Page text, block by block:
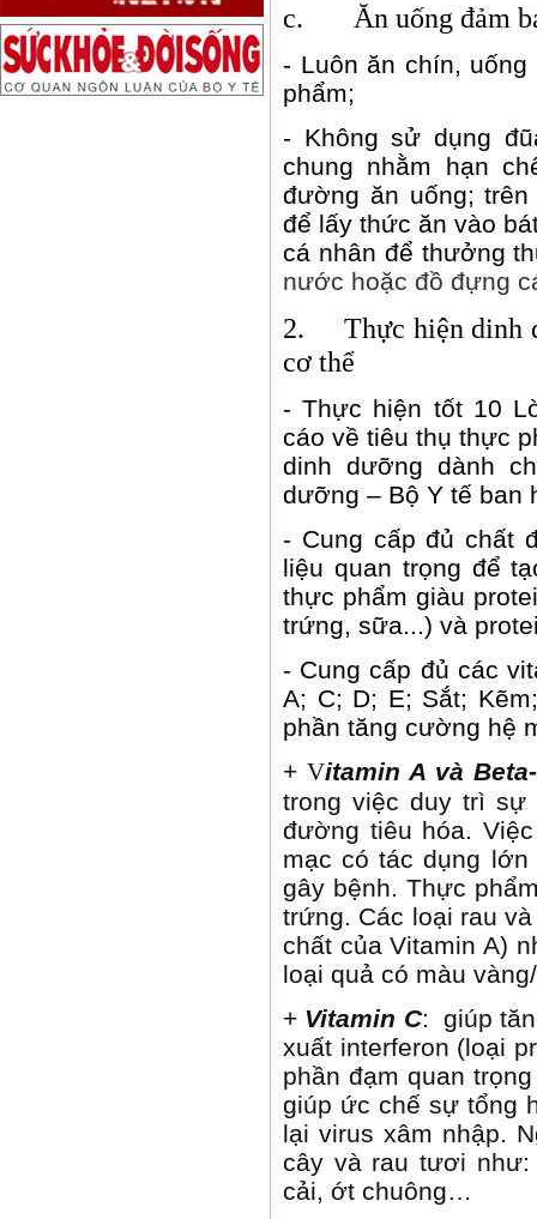
c. Ăn uống đảm
- Luôn ăn chín,
phẩm;
- Không sử dụng
chung nhằm hạn
đường ăn uống;
để lấy thức ăn vào
cá nhân để thưởng
nước hoặc đồ đựng
2.Thực hiện dinh
cơ thể
-Thực hiện tốt 10
cáo về tiêu thụ thực
dinh dưỡng dành
dưỡng – Bộ Y tế ban
- Cung cấp đủ chất
liệu quan trọng để
thực phẩm giàu
trứng, sữa...) và
- Cung cấp đủ các
A; C; D; E; Sắt;
phần tăng cường hệ
+ Vitamin A và
trong việc duy trì sự
đường tiêu hóa.
mạc có tác dụng
gây bệnh. Thực
trứng. Các loại rau
chất của Vitamin A)
loại quả có màu
+ Vitamin C: giúp
xuất interferon (loại
phần đạm quan
giúp ức chế sự tổng
lại virus xâm nhập.
cây và rau tươi
cải, ớt chuông…